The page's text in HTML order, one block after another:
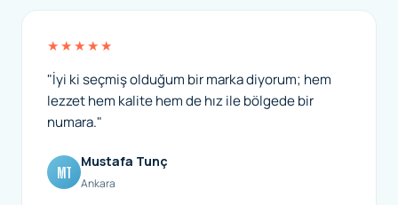
★★★★★
"İyi ki seçmiş olduğum bir marka diyorum; hem
lezzet hem kalite hem de hız ile bölgede bir
numara."
MT
Mustafa Tunç
Ankara